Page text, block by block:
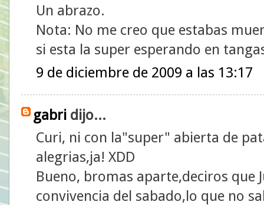
Un abrazo.
Nota: No me creo que estabas
si esta la super esperando en
9 de diciembre de 2009 a las 13:17
gabri dijo...
Curi, ni con la"super" abierta de
alegrias,ja! XDD
Bueno, bromas aparte,deciros que
convivencia del sabado,lo que no